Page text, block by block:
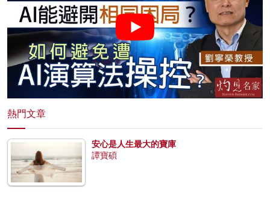
熱門文章
安心是人生最大的寶庫
譚寶碩